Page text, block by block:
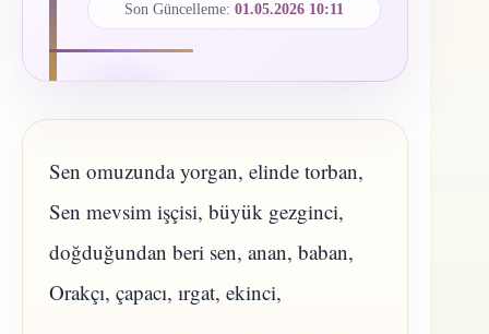
Son Güncelleme: 01.05.2026 10:11
Sen omuzunda yorgan, elinde torban,
Sen mevsim işçisi, büyük gezginci,
doğduğundan beri sen, anan, baban,
Orakçı, çapacı, ırgat, ekinci,